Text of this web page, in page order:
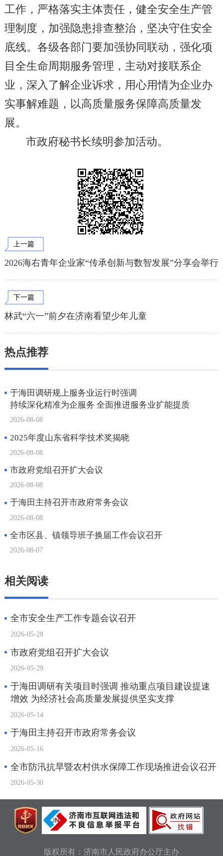
工作，严格落实主体责任，健全安全生产管
理制度，加强隐患排查整治，坚决守住安全
底线。各级各部门要加强协同联动，强化项
目全生命周期服务管理，主动对接联系企
业，深入了解企业诉求，用心用情为企业办
实事解难题，以高质量服务保障高质量发
展。
市政府秘书长续明参加活动。
上一篇
2026海右青年企业家“传承创新与数智发展”分享会举行
下一篇
林武“六一”前夕在济南看望少年儿童
热点推荐
相关阅读
全市安全生产工作专题会议召开
2026-05-28
市政府党组召开扩大会议
2026-05-29
于海田调研有关项目时强调 推动重点项目建设提速
增效 为经济社会高质量发展提供坚实支撑
2026-05-14
于海田主持召开市政府常务会议
2026-05-16
全市防汛抗旱暨农村供水保障工作现场推进会议召开
2026-05-30
版权所有：济南市人民政府办公厅主办